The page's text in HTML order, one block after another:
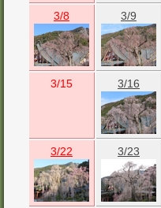
3/8 3/9
3/15 3/16
3/22 3/23